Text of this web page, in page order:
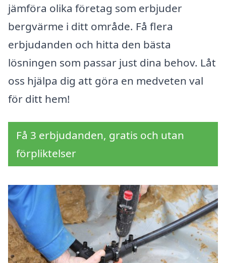
jämföra olika företag som erbjuder
bergvärme i ditt område. Få flera
erbjudanden och hitta den bästa
lösningen som passar just dina behov. Låt
oss hjälpa dig att göra en medveten val
för ditt hem!
Få 3 erbjudanden, gratis och utan
förpliktelser